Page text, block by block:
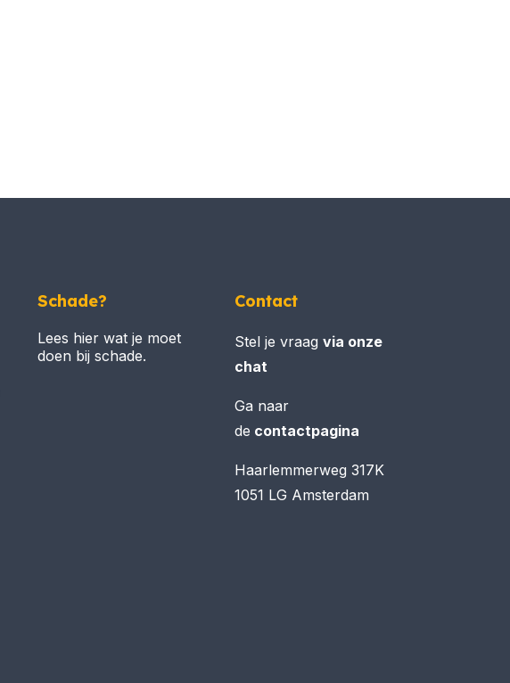
Schade?
Lees hier wat je moet
doen bij schade.
Contact
Stel je vraagvia onze
chat
Ga naar
de contactpagina
Haarlemmerweg 317K
1051 LG Amsterdam